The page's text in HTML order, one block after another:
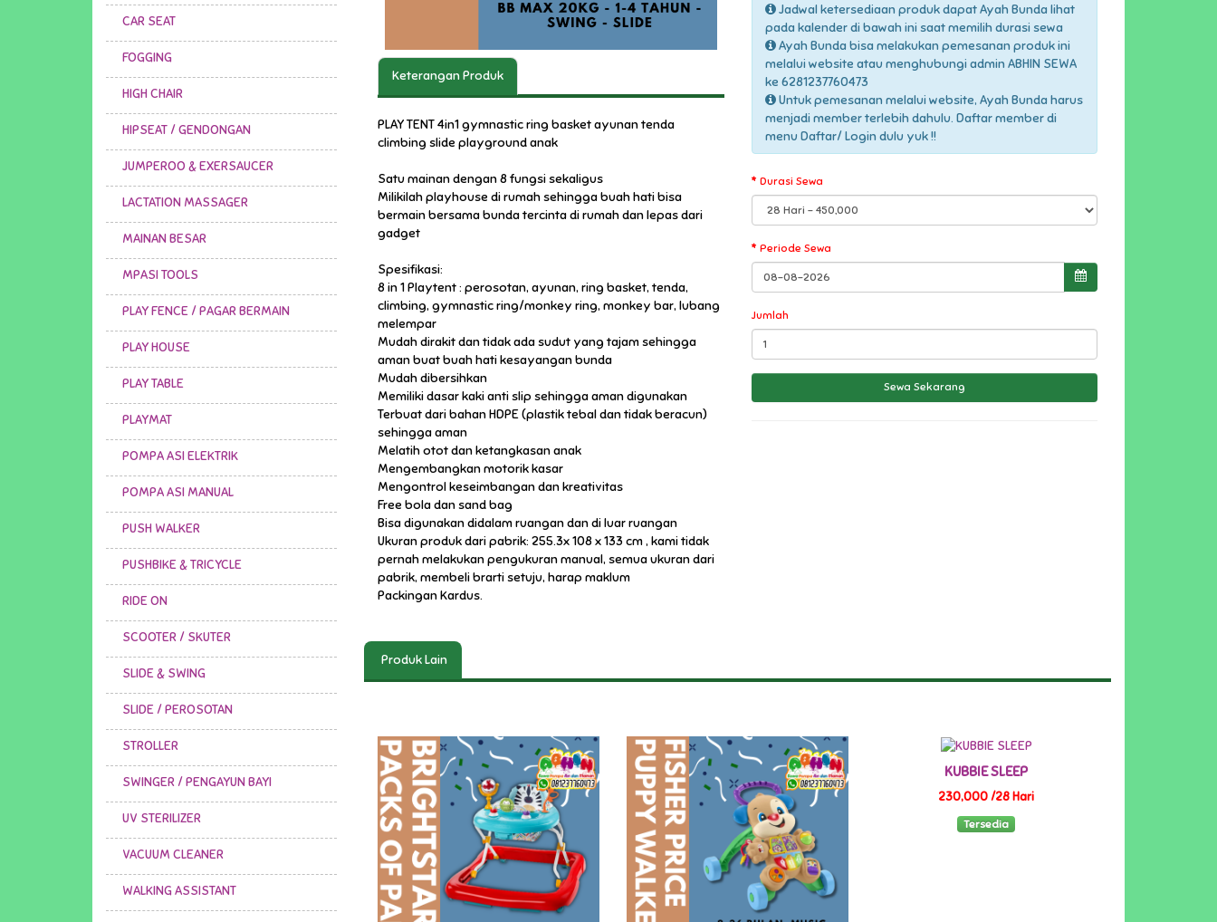
CAR SEAT
FOGGING
HIGH CHAIR
HIPSEAT / GENDONGAN
JUMPEROO & EXERSAUCER
LACTATION MASSAGER
MAINAN BESAR
MPASI TOOLS
PLAY FENCE / PAGAR BERMAIN
PLAY HOUSE
PLAY TABLE
PLAYMAT
POMPA ASI ELEKTRIK
POMPA ASI MANUAL
PUSH WALKER
PUSHBIKE & TRICYCLE
RIDE ON
SCOOTER / SKUTER
SLIDE & SWING
SLIDE / PEROSOTAN
STROLLER
SWINGER / PENGAYUN BAYI
UV STERILIZER
VACUUM CLEANER
WALKING ASSISTANT
Keterangan Produk
PLAY TENT 4in1 gymnastic ring basket ayunan tenda
climbing slide playground anak
Satu mainan dengan 8 fungsi sekaligus
Milikilah playhouse di rumah sehingga buah hati bisa
bermain bersama bunda tercinta di rumah dan lepas dari
gadget
Spesifikasi:
8 in 1 Playtent : perosotan, ayunan, ring basket, tenda,
climbing, gymnastic ring/monkey ring, monkey bar, lubang
melempar
Mudah dirakit dan tidak ada sudut yang tajam sehingga
aman buat buah hati kesayangan bunda
Mudah dibersihkan
Memiliki dasar kaki anti slip sehingga aman digunakan
Terbuat dari bahan HDPE (plastik tebal dan tidak beracun)
sehingga aman
Melatih otot dan ketangkasan anak
Mengembangkan motorik kasar
Mengontrol keseimbangan dan kreativitas
Free bola dan sand bag
Bisa digunakan didalam ruangan dan di luar ruangan
Ukuran produk dari pabrik: 255.3x 108 x 133 cm , kami tidak
pernah melakukan pengukuran manual, semua ukuran dari
pabrik, membeli brarti setuju, harap maklum
Packingan Kardus.
Jadwal ketersediaan produk dapat Ayah Bunda lihat
pada kalender di bawah ini saat memilih durasi sewa
Ayah Bunda bisa melakukan pemesanan produk ini
melalui website atau menghubungi admin ABHIN SEWA
ke 6281237760473
Untuk pemesanan melalui website, Ayah Bunda harus
menjadi member terlebih dahulu. Daftar member di
menu Daftar/ Login dulu yuk !!
Durasi Sewa
Periode Sewa
Jumlah
Produk Lain
KUBBIE SLEEP
230,000 /28 Hari
Tersedia